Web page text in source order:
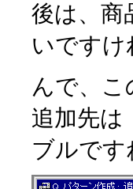
後は、商
いですけ
んで、
追加先は
ブルです